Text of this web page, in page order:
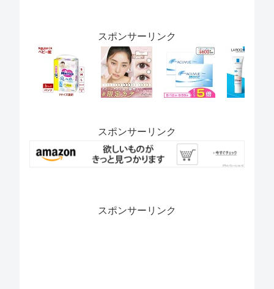
スポンサーリンク
スポンサーリンク
スポンサーリンク